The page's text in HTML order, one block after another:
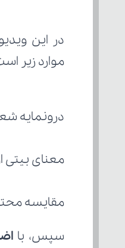
موارد زیر
درونمایه
معنای
مقایسه
سپس، با